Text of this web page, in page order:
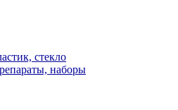
стекло
наборы